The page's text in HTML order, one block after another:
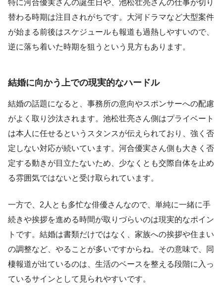
特に河合優実さんの誕生日や、池松壮亮さんの仕事が切り
替わる時期は注目されがちです。大河ドラマなど大型案件
が始まる前後はスケジュールも報道も過熱しやすいので、
逆に落ち着いた時期を狙うという見方もあります。
結婚に向かう上での現実的なハードル
結婚の話題になると、事務所の意向やスポンサーへの配慮
がよく取り沙汰されます。池松壮亮さん側はプライベート
は本人に任せるというスタンスが伝えられており、強く否
定しない対応が続いています。河合優実さん側も大きく否
定する動きが目立たないため、少なくとも交際自体を止め
る雰囲気ではないと受け取られています。
一方で、2人とも多忙な俳優さんなので、単純に一緒に手
続きや挨拶を進める時間が取りづらいのは現実的なポイン
トです。結婚は書類だけではなく、家族への挨拶や住まい
の調整など、やることが多いですからね。その意味で、同
棲報道が出ているのは、生活のベースを整える段階に入っ
ているサインとして見られやすいです。